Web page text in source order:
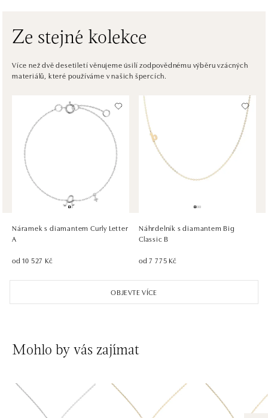
ALOve OC Eurovea, Bratislava
Pribinova 8, 811 09 Bratislava
tel.: +421917090467
HALADA OC Avion, Bratislava
Ivanská cesta 16, 821 04 Bratislava
dnes otevřeno od 09:00
HALADA OC Eurovea, Bratislava
Pribinova 8, 811 09 Bratislava
dnes otevřeno od 10:00
Ze stejné kolekce
Více než dvě desetiletí věnujeme úsilí zodpovědnému výběru vzácných
materiálů, které používáme v našich špercích.
OBJEVTE VÍCE
Náramek s diamantem Curly Letter
A
od 10 527 Kč
Náhrdelník s diamantem Big
Classic B
od 7 775 Kč
Mohlo by vás zajímat